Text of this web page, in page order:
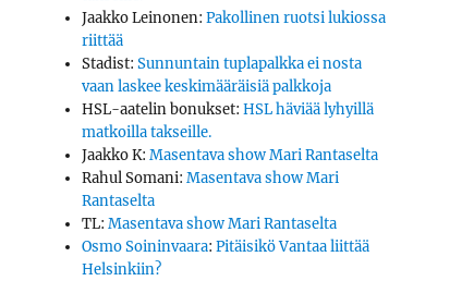
Jaakko Leinonen:Pakollinen ruotsi lukiossa
riittää
Stadist:Sunnuntain tuplapalkka ei nosta
vaan laskee keskimääräisiä palkkoja
HSL-aatelin bonukset:HSL häviää lyhyillä
matkoilla takseille.
Jaakko K:Masentava show Mari Rantaselta
Rahul Somani:Masentava show Mari
Rantaselta
TL:Masentava show Mari Rantaselta
Osmo Soininvaara:Pitäisikö Vantaa liittää
Helsinkiin?